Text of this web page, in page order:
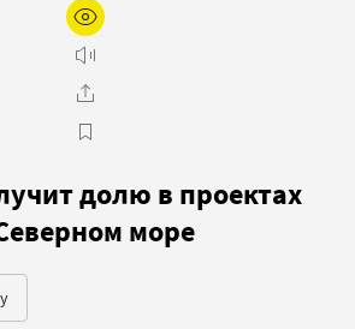
долю в проектах
море